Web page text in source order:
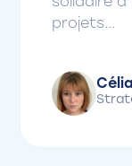
projets...